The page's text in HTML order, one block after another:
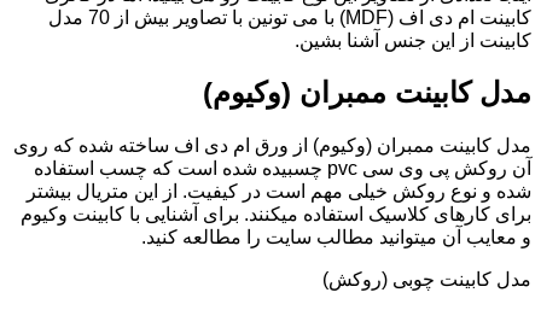
کابینت ام دی اف (MDF) با می تونین با تصاویر بیش از 70 مدل
کابینت از این جنس آشنا بشین.
مدل کابینت ممبران (وکیوم)
مدل کابینت ممبران (وکیوم) از ورق ام دی اف ساخته شده که روی
آن روکش پی وی سی pvc چسبیده شده است که چسب استفاده
شده و نوع روکش خیلی مهم است در کیفیت. از این متریال بیشتر
برای کارهای کلاسیک استفاده میکنند. برای آشنایی با کابینت وکیوم
و معایب آن میتوانید مطالب سایت را مطالعه کنید.
مدل کابینت چوبی (روکش)